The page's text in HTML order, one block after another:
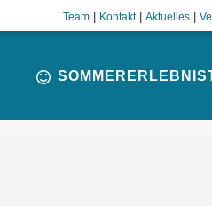
Team Kontakt| Aktuelles